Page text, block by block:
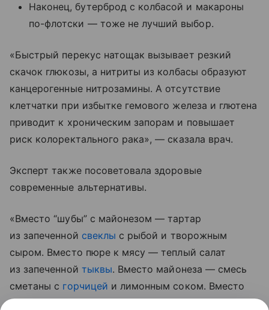
Наконец, бутерброд с колбасой и макароны
по-флотски — тоже не лучший выбор.
«Быстрый перекус натощак вызывает резкий
скачок глюкозы, а нитриты из колбасы образуют
канцерогенные нитрозамины. А отсутствие
клетчатки при избытке гемового железа и глютена
приводит к хроническим запорам и повышает
риск колоректального рака», — сказала врач.
Эксперт также посоветовала здоровые
современные альтернативы.
«Вместо “шубы” с майонезом — тартар
из запеченной свеклы с рыбой и творожным
сыром. Вместо пюре к мясу — теплый салат
из запеченной тыквы. Вместо майонеза — смесь
сметаны с горчицей и лимонным соком. Вместо
колбасы — домашний паштет из куриной печени